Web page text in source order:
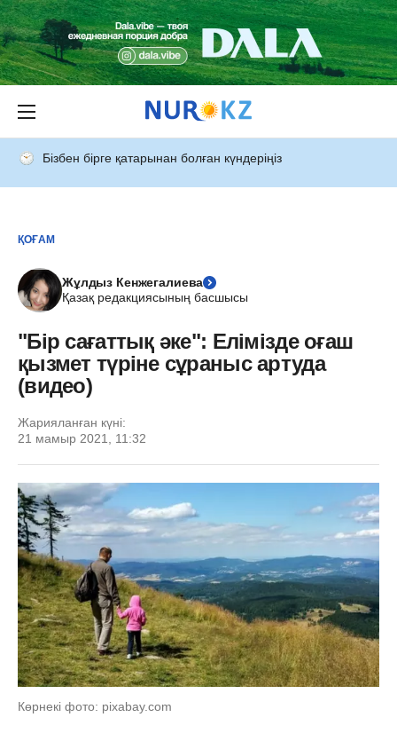
Бізбен бірге қатарынан болған күндеріңіз
ҚОҒАМ
Жұлдыз Кенжегалиева
Қазақ редакциясының басшысы
"Бір сағаттық әке": Елімізде оғаш
қызмет түріне сұраныс артуда
(видео)
Жарияланған күні:
21 мамыр 2021, 11:32
Көрнекі фото: pixabay.com